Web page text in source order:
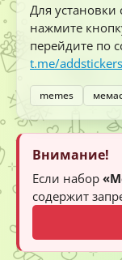
Для установки
нажмите
перейдите по
t.me/
memes
Внимание!
Если набор
содержит